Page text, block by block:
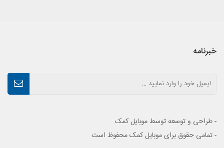
خبرنامه
- طراحی و توسعه توسط موبایل کمک
- تمامی حقوق برای موبایل کمک محفوظ است